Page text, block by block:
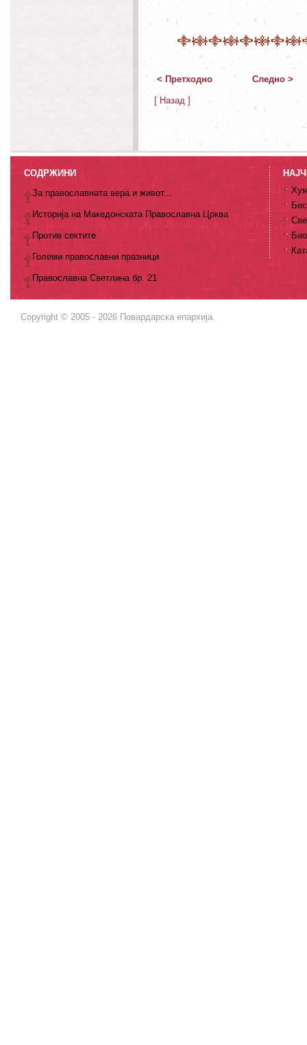
< Претходно Следно >
[ Назад ]
СОДРЖИНИ
За православната вера и живот...
Историја на Македонската Православна Црква
Против сектите
Големи православни празници
Православна Светлина бр. 21
Copyright © 2005 - 2026 Повардарска епархија.